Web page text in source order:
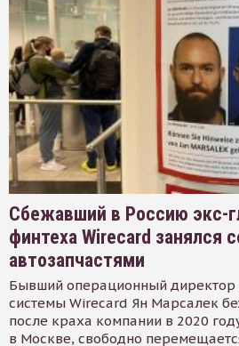
Сбежавший в Россию экс-
финтеха Wirecard занялся
автозапчастями
Бывший операционный директор
системы Wirecard Ян Марсалек
после краха компании в 2020
в Москве, свободно